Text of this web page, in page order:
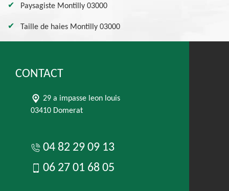
Paysagiste Montilly 03000
Taille de haies Montilly 03000
CONTACT
29 a impasse leon louis
03410 Domerat
04 82 29 09 13
06 27 01 68 05